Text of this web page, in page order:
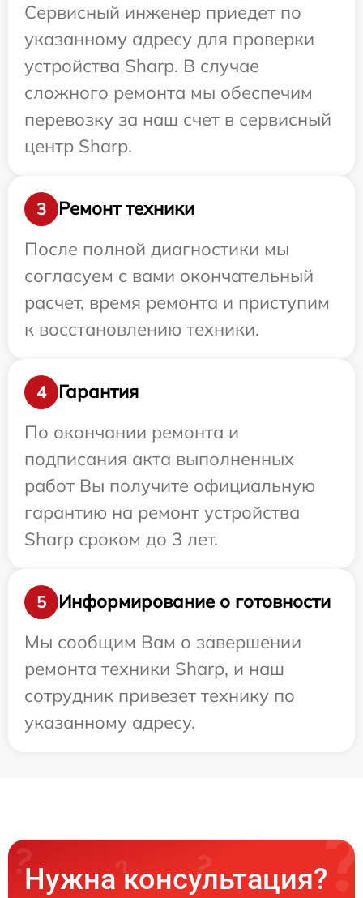
Сервисный инженер приедет по
указанному адресу для проверки
устройства Sharp. В случае
сложного ремонта мы обеспечим
перевозку за наш счет в сервисный
центр Sharp.
3
Ремонт техники
После полной диагностики мы
согласуем с вами окончательный
расчет, время ремонта и приступим
к восстановлению техники.
4
Гарантия
По окончании ремонта и
подписания акта выполненных
работ Вы получите официальную
гарантию на ремонт устройства
Sharp сроком до 3 лет.
5
Информирование о готовности
Мы сообщим Вам о завершении
ремонта техники Sharp, и наш
сотрудник привезет технику по
указанному адресу.
Нужна консультация?